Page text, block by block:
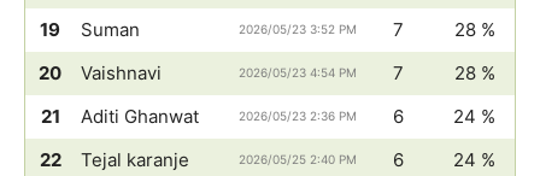
19
Suman 2026/05/23 3:52 PM 7
28 %
20
Vaishnavi 2026/05/23 4:54 PM 7
28 %
21
Aditi Ghanwat 2026/05/23 2:36 PM 6
24 %
22
Tejal karanje 2026/05/25 2:40 PM 6
24 %